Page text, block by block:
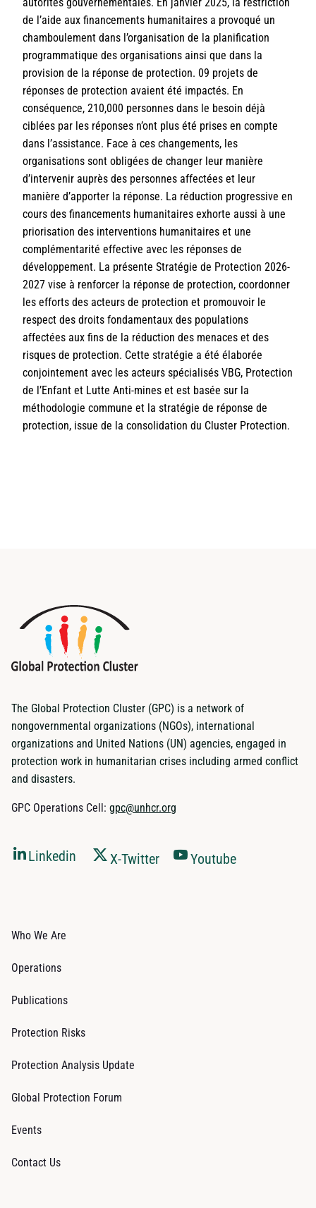
de l’aide aux financements humanitaires a provoqué un
chamboulement dans l’organisation de la planification
programmatique des organisations ainsi que dans la
provision de la réponse de protection. 09 projets de
réponses de protection avaient été impactés. En
conséquence, 210,000 personnes dans le besoin déjà
ciblées par les réponses n’ont plus été prises en compte
dans l’assistance. Face à ces changements, les
organisations sont obligées de changer leur manière
d’intervenir auprès des personnes affectées et leur
manière d’apporter la réponse. La réduction progressive en
cours des financements humanitaires exhorte aussi à une
priorisation des interventions humanitaires et une
complémentarité effective avec les réponses de
développement. La présente Stratégie de Protection 2026-
2027 vise à renforcer la réponse de protection, coordonner
les efforts des acteurs de protection et promouvoir le
respect des droits fondamentaux des populations
affectées aux fins de la réduction des menaces et des
risques de protection. Cette stratégie a été élaborée
conjointement avec les acteurs spécialisés VBG, Protection
de l’Enfant et Lutte Anti-mines et est basée sur la
méthodologie commune et la stratégie de réponse de
protection, issue de la consolidation du Cluster Protection.
The Global Protection Cluster (GPC) is a network of
nongovernmental organizations (NGOs), international
organizations and United Nations (UN) agencies, engaged in
protection work in humanitarian crises including armed conflict
and disasters.
GPC Operations Cell: gpc@unhcr.org
Linkedin X-Twitter Youtube
Who We Are
Operations
Publications
Protection Risks
Protection Analysis Update
Global Protection Forum
Events
Contact Us